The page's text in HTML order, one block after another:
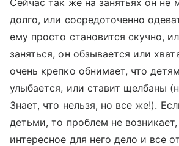
Сейчас так же на занятьях он не
долго, или сосредоточенно
ему просто становится скучно,
заняться, он обзывается или
очень крепко обнимает, что
улыбается, или ставит щелбаны
Знает, что нельзя, но все же!).
детьми, то проблем не возникает,
интересное для него дело и все